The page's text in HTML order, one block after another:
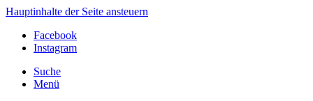
Hauptinhalte der Seite ansteuern
Facebook
Instagram
Suche
Menü